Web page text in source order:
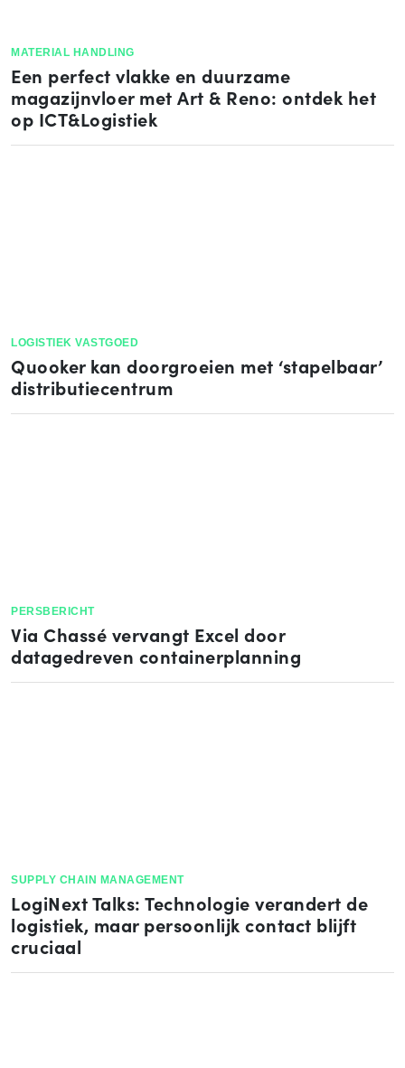
MATERIAL HANDLING
Een perfect vlakke en duurzame
magazijnvloer met Art & Reno: ontdek het
op ICT&Logistiek
LOGISTIEK VASTGOED
Quooker kan doorgroeien met ‘stapelbaar’
distributiecentrum
PERSBERICHT
Via Chassé vervangt Excel door
datagedreven containerplanning
SUPPLY CHAIN MANAGEMENT
LogiNext Talks: Technologie verandert de
logistiek, maar persoonlijk contact blijft
cruciaal